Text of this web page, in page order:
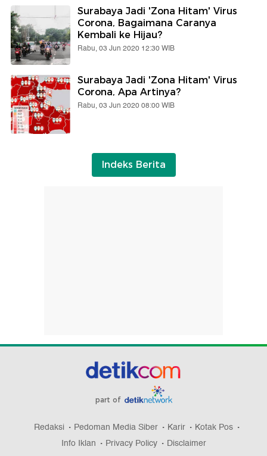
Surabaya Jadi 'Zona Hitam' Virus
Corona, Bagaimana Caranya
Kembali ke Hijau?
Rabu, 03 Jun 2020 12:30 WIB
Surabaya Jadi 'Zona Hitam' Virus
Corona, Apa Artinya?
Rabu, 03 Jun 2020 08:00 WIB
Indeks Berita
part of
Redaksi Pedoman Media Siber Karir
Kotak Pos
Info Iklan
Privacy Policy Disclaimer